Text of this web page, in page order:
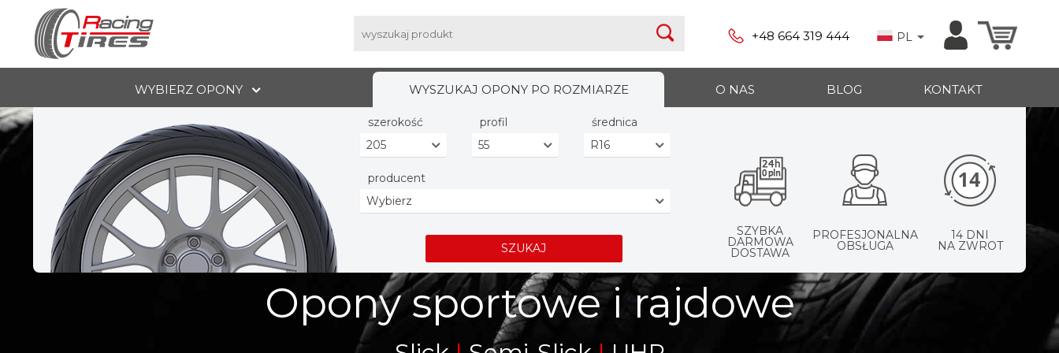
+48 664 319 444 PL
WYBIERZ OPONY WYSZUKAJ OPONY PO ROZMIARZE O NAS BLOG KONTAKT
szerokość
205
profil
55
średnica
R16
producent
Wybierz
SZUKAJ
SZYBKA
DARMOWA
DOSTAWA
PROFESJONALNA
OBSŁUGA
14 DNI
NA ZWROT
Opony sportowe i rajdowe